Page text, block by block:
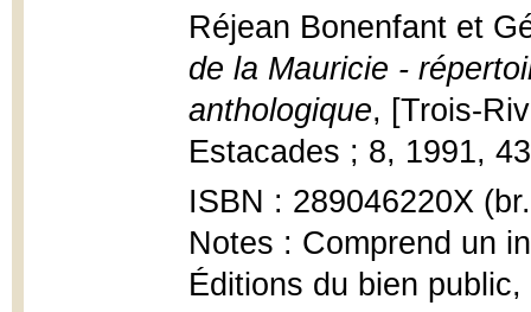
Réjean Bonenfant et
de la Mauricie -
anthologique, [Trois-
Estacades ; 8, 1991,
ISBN : 289046220X
Notes : Comprend un
Éditions du bien